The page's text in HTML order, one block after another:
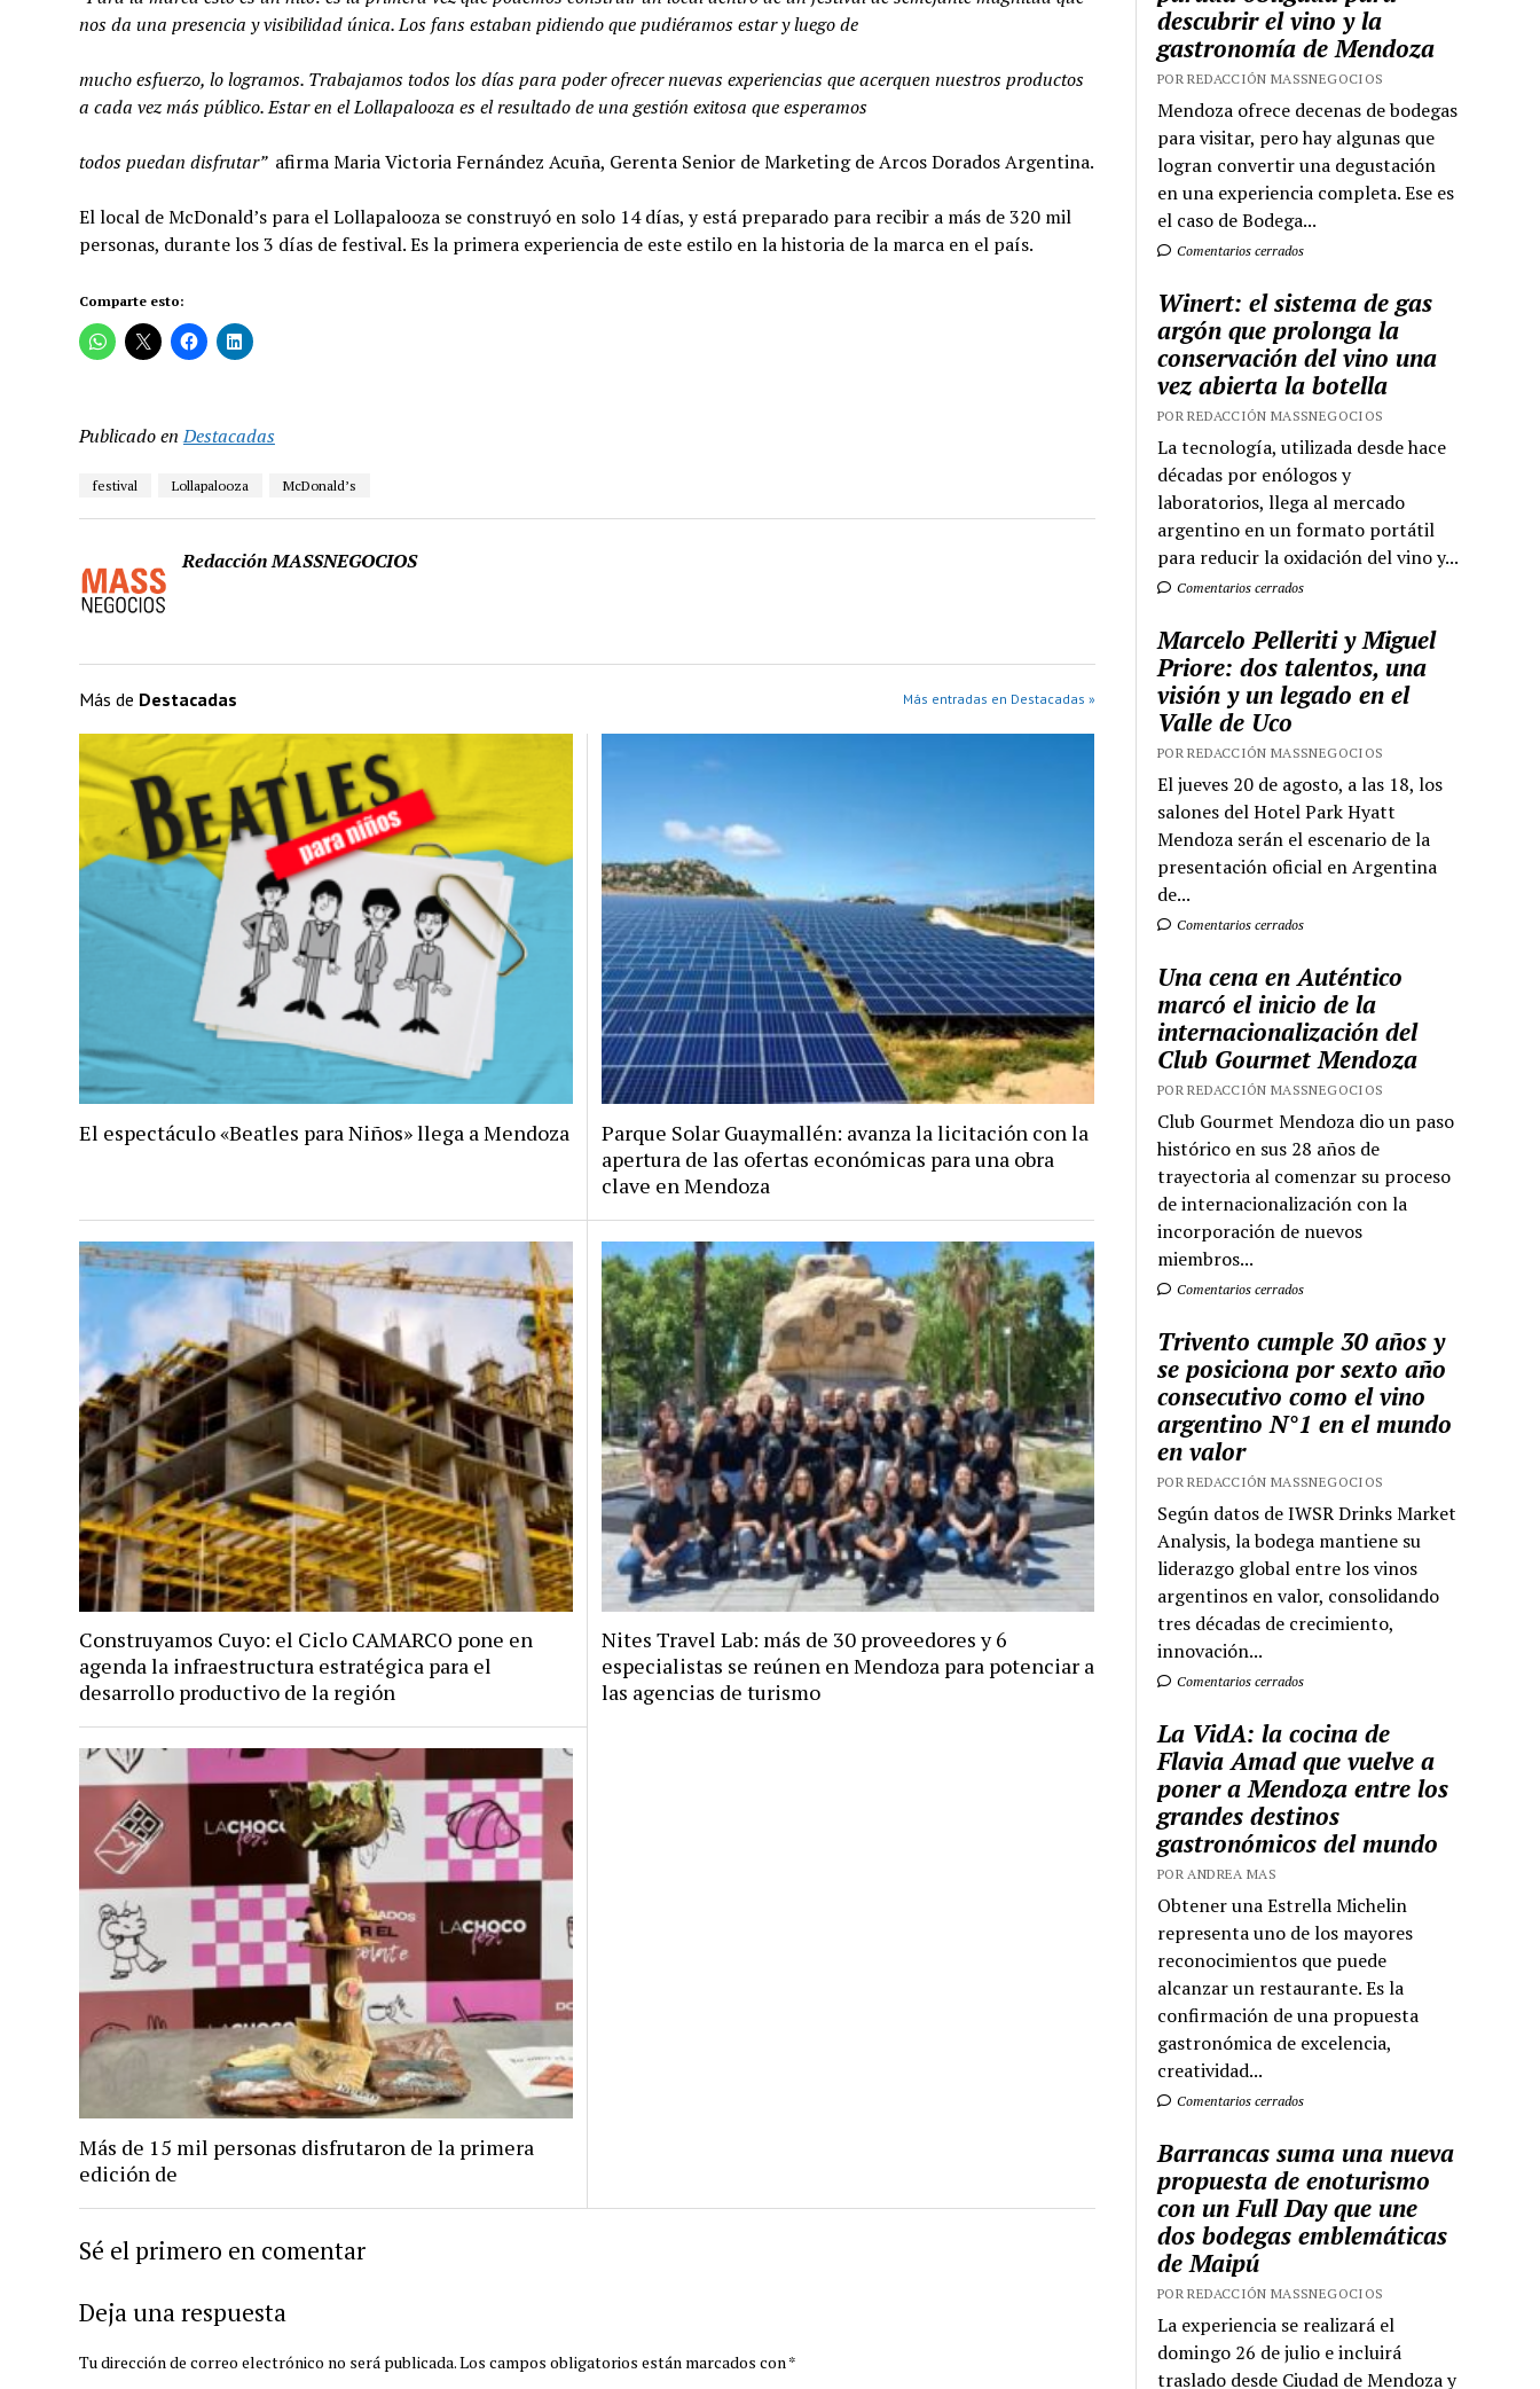
nos da una presencia y visibilidad única. Los fans estaban pidiendo que pudiéramos estar y luego de
mucho esfuerzo, lo logramos. Trabajamos todos los días para poder ofrecer nuevas experiencias que acerquen nuestros productos
a cada vez más público. Estar en el Lollapalooza es el resultado de una gestión exitosa que esperamos
todos puedan disfrutar” afirma Maria Victoria Fernández Acuña, Gerenta Senior de Marketing de Arcos Dorados Argentina.
El local de McDonald’s para el Lollapalooza se construyó en solo 14 días, y está preparado para recibir a más de 320 mil
personas, durante los 3 días de festival. Es la primera experiencia de este estilo en la historia de la marca en el país.
Comparte esto:
Publicado en Destacadas
festival Lollapalooza McDonald’s
Redacción MASSNEGOCIOS
Más de Destacadas Más entradas en Destacadas »
El espectáculo «Beatles para Niños» llega a Mendoza
Parque Solar Guaymallén: avanza la licitación con la
apertura de las ofertas económicas para una obra
clave en Mendoza
Construyamos Cuyo: el Ciclo CAMARCO pone en
agenda la infraestructura estratégica para el
desarrollo productivo de la región
Nites Travel Lab: más de 30 proveedores y 6
especialistas se reúnen en Mendoza para potenciar a
las agencias de turismo
Más de 15 mil personas disfrutaron de la primera
edición de
Sé el primero en comentar
Deja una respuesta
Tu dirección de correo electrónico no será publicada.Los campos obligatorios están marcados con*
descubrir el vino y la
gastronomía de Mendoza
POR REDACCIÓN MASSNEGOCIOS
Mendoza ofrece decenas de bodegas
para visitar, pero hay algunas que
logran convertir una degustación
en una experiencia completa. Ese es
el caso de Bodega...
Comentarios cerrados
Winert: el sistema de gas
argón que prolonga la
conservación del vino una
vez abierta la botella
POR REDACCIÓN MASSNEGOCIOS
La tecnología, utilizada desde hace
décadas por enólogos y
laboratorios, llega al mercado
argentino en un formato portátil
para reducir la oxidación del vino y...
Comentarios cerrados
Marcelo Pelleriti y Miguel
Priore: dos talentos, una
visión y un legado en el
Valle de Uco
POR REDACCIÓN MASSNEGOCIOS
El jueves 20 de agosto, a las 18, los
salones del Hotel Park Hyatt
Mendoza serán el escenario de la
presentación oficial en Argentina
de...
Comentarios cerrados
Una cena en Auténtico
marcó el inicio de la
internacionalización del
Club Gourmet Mendoza
POR REDACCIÓN MASSNEGOCIOS
Club Gourmet Mendoza dio un paso
histórico en sus 28 años de
trayectoria al comenzar su proceso
de internacionalización con la
incorporación de nuevos
miembros...
Comentarios cerrados
Trivento cumple 30 años y
se posiciona por sexto año
consecutivo como el vino
argentino N°1 en el mundo
en valor
POR REDACCIÓN MASSNEGOCIOS
Según datos de IWSR Drinks Market
Analysis, la bodega mantiene su
liderazgo global entre los vinos
argentinos en valor, consolidando
tres décadas de crecimiento,
innovación...
Comentarios cerrados
La VidA: la cocina de
Flavia Amad que vuelve a
poner a Mendoza entre los
grandes destinos
gastronómicos del mundo
POR ANDREA MAS
Obtener una Estrella Michelin
representa uno de los mayores
reconocimientos que puede
alcanzar un restaurante. Es la
confirmación de una propuesta
gastronómica de excelencia,
creatividad...
Comentarios cerrados
Barrancas suma una nueva
propuesta de enoturismo
con un Full Day que une
dos bodegas emblemáticas
de Maipú
POR REDACCIÓN MASSNEGOCIOS
La experiencia se realizará el
domingo 26 de julio e incluirá
traslado desde Ciudad de Mendoza y